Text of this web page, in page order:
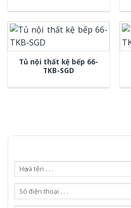
Tủ nội thất kệ bếp 66-
TKB-SGD